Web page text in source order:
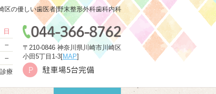
区の優しい歯医者|野末整形外科歯科内科
日
–
–
療
〒210-0846 神奈川県川崎市川崎区
小田5丁目1-3[MAP]
P 駐車場5台完備